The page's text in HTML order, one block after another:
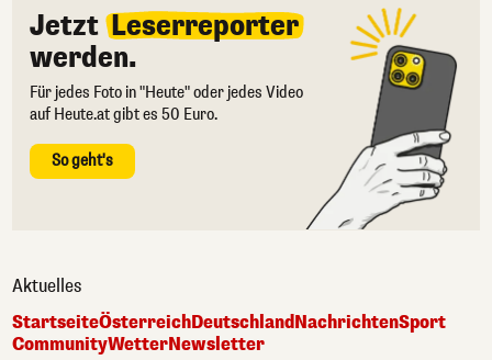
Jetzt Leserreporter
werden.
Für jedes Foto in "Heute" oder jedes Video
auf Heute.at gibt es 50 Euro.
So geht's
Aktuelles
StartseiteÖsterreichDeutschlandNachrichtenSport
CommunityWetterNewsletter